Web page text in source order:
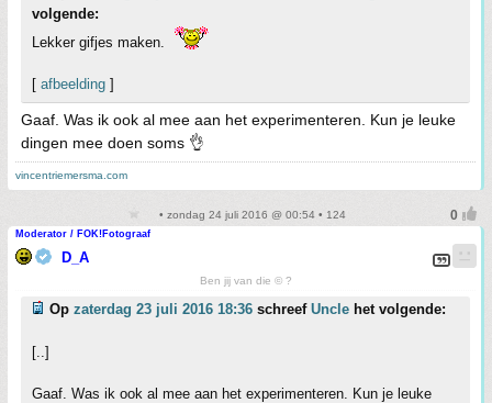
volgende:
Lekker gifjes maken.
[ afbeelding ]
Gaaf. Was ik ook al mee aan het experimenteren. Kun je leuke
dingen mee doen soms 👌
vincentriemersma.com
• zondag 24 juli 2016 @ 00:54 • 124
Moderator / FOK!Fotograaf
D_A
Ben jij van die © ?
Op zaterdag 23 juli 2016 18:36 schreef Uncle het volgende:
[..]
Gaaf. Was ik ook al mee aan het experimenteren. Kun je leuke